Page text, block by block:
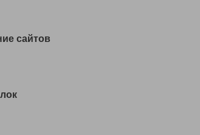
сайтов